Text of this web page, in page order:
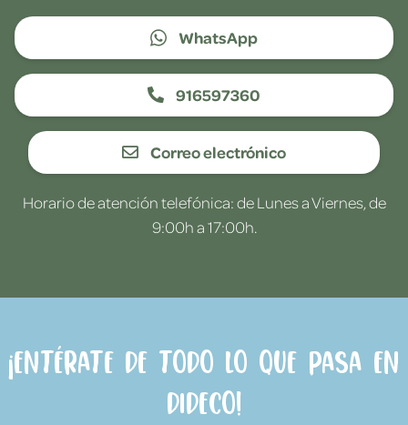
WhatsApp
916597360
Correo electrónico
Horario de atención telefónica: de Lunes a Viernes, de
9:00h a 17:00h.
¡Entérate de todo lo que pasa en
Dideco!